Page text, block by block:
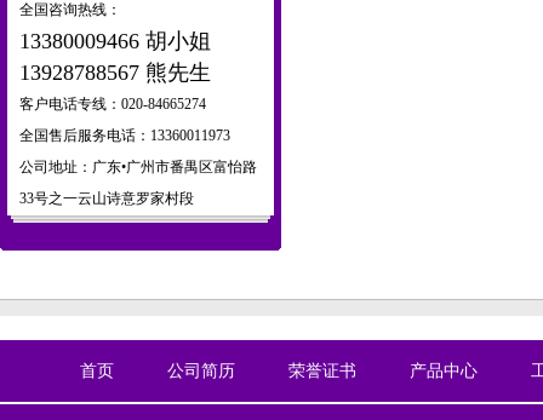
全国咨询热线：
13380009466 胡小姐
13928788567 熊先生
客户电话专线：020-84665274
全国售后服务电话：13360011973
公司地址：广东•广州市番禺区富怡路
33号之一云山诗意罗家村段
首页 公司简历 荣誉证书 产品中心